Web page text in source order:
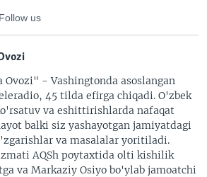
Follow us
Ovozi" - Vashingtonda asoslangan
45 tilda efirga chiqadi. O'zbek
va eshittirishlarda nafaqat
balki siz yashayotgan jamiyatdagi
va masalalar yoritiladi.
AQSh poytaxtida olti kishilik
va Markaziy Osiyo bo'ylab jamoatchi